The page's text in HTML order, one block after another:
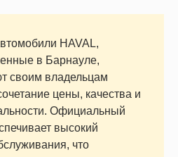
HAVAL,
в Барнауле,
своим владельцам
цены, качества и
Официальный
высокий
что